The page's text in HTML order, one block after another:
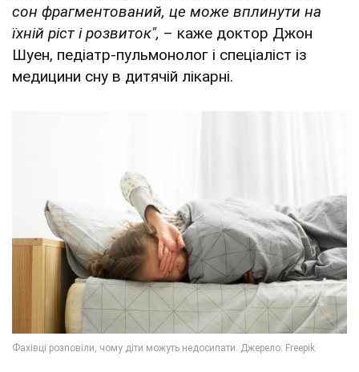
сон фрагментований, це може вплинути на
їхній ріст і розвиток", – каже доктор Джон
Шуен, педіатр-пульмонолог і спеціаліст із
медицини сну в дитячій лікарні.